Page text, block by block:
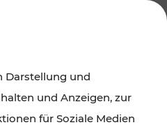
Darstellung und
und Anzeigen, zur
für Soziale Medien